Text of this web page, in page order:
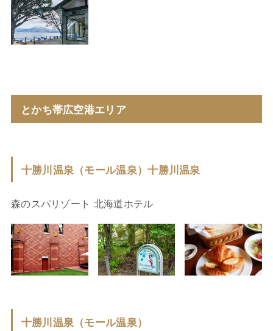
とかち帯広空港エリア
十勝川温泉（モール温泉）十勝川温泉
森のスパリゾート 北海道ホテル
十勝川温泉（モール温泉）